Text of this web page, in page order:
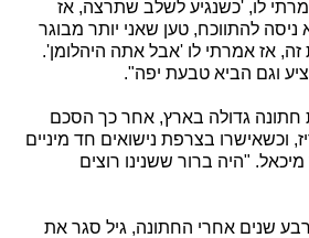
לו, 'כשנגיע לשלב שתרצה, אז
להתווכח, טען שאני יותר מבוגר
זה, אז אמרתי לו 'אבל אתה היהלומן'.
וגם הביא טבעת יפה".
חתונה גדולה בארץ, אחר כך הסכם
וכשאישרו בצרפת נישואים חד מיניים
"היה ברור ששנינו רוצים
שנים אחרי החתונה, גיל סגר את